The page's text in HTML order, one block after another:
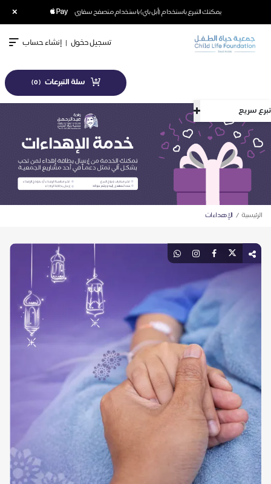
يمكنك التبرع باستخدام (أبل باي) باستخدام متصفح سفاري ×
تبرع سريع
تسجيل دخول | إنشاء حساب
سلة التبرعات (
0
)
الرئيسية الإهداءات